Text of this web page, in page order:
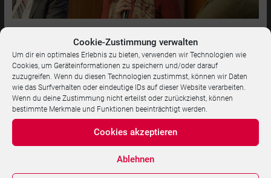
Cookie-Zustimmung verwalten
Um dir ein optimales Erlebnis zu bieten, verwenden wir Technologien wie
Cookies, um Geräteinformationen zu speichern und/oder darauf
zuzugreifen. Wenn du diesen Technologien zustimmst, können wir Daten
wie das Surfverhalten oder eindeutige IDs auf dieser Website verarbeiten.
Wenn du deine Zustimmung nicht erteilst oder zurückziehst, können
bestimmte Merkmale und Funktionen beeinträchtigt werden.
Cookies akzeptieren
Ablehnen
Nach den Wahlen